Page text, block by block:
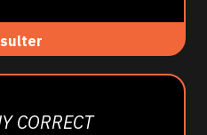
CORRECT